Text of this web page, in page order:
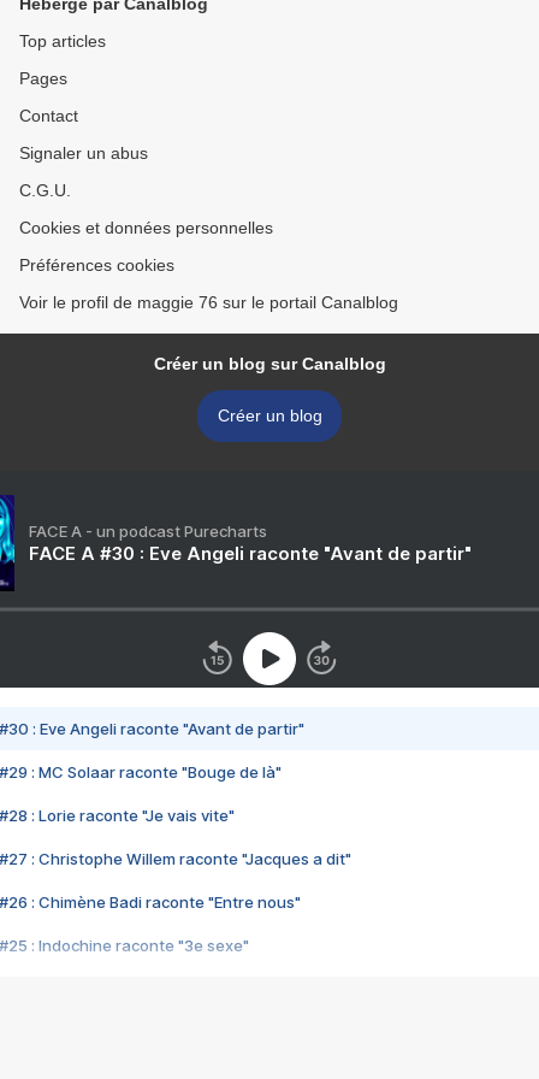
Top articles
Pages
Contact
Signaler un abus
C.G.U.
Cookies et données personnelles
Préférences cookies
Voir le profil de maggie 76 sur le portail Canalblog
Créer un blog sur Canalblog
Créer un blog
FACE A - un podcast Purecharts
FACE A #30 : Eve Angeli raconte "Avant de partir"
#30 : Eve Angeli raconte "Avant de partir"
#29 : MC Solaar raconte "Bouge de là"
#28 : Lorie raconte "Je vais vite"
#27 : Christophe Willem raconte "Jacques a dit"
#26 : Chimène Badi raconte "Entre nous"
#25 : Indochine raconte "3e sexe"